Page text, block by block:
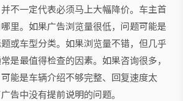
不一定代表必须马上大幅降价。车主首
里。如果广告浏览量很低，问题可能是
或车型分类。如果浏览量不错，但几乎
是最值得检查的因素。如果咨询很多，
能是车辆介绍不够完整、回复速度太
告中没有提前说明的问题。